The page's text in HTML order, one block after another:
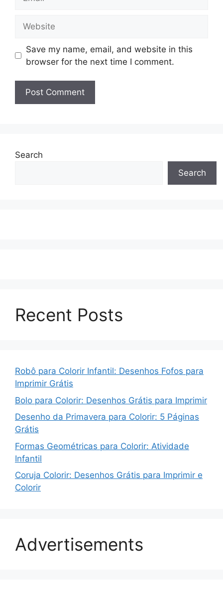
Save my name, email, and website in this
browser for the next time I comment.
Search
Search
Recent Posts
Robô para Colorir Infantil: Desenhos Fofos para
Imprimir Grátis
Bolo para Colorir: Desenhos Grátis para Imprimir
Desenho da Primavera para Colorir: 5 Páginas
Grátis
Formas Geométricas para Colorir: Atividade
Infantil
Coruja Colorir: Desenhos Grátis para Imprimir e
Colorir
Advertisements